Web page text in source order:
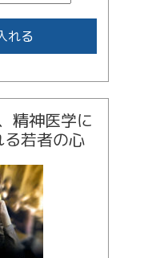
れる
精神医学に
若者の心